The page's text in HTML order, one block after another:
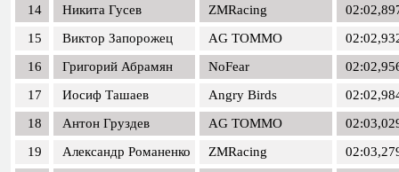
14
Никита Гусев ZMRacing
15
Виктор Запорожец AG TOMMO
16
Григорий Абрамян NoFear
17
Иосиф Ташаев Angry Birds
18
Антон Груздев AG TOMMO
19
Александр Романенко ZMRacing